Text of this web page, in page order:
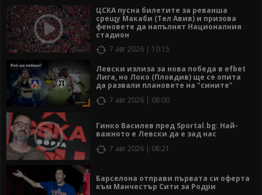
ЦСКА пусна билетите за реванша
срещу Макаби (Тел Авив) и призова
феновете да напълнят Националния
стадион
7 авг 2026 | 10:15
Левски излиза за нова победа в efbet
Лига, но Локо (Пловдив) ще се опита
да развали плановете на "сините"
7 авг 2026 | 08:00
Гинко Василев пред Sportal.bg: Най-
важното е Левски да е зад нас
7 авг 2026 | 08:21
Барселона отправи първата си оферта
към Манчестър Сити за Родри